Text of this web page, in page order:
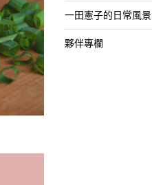
一田憲子的日常風景
夥伴專欄